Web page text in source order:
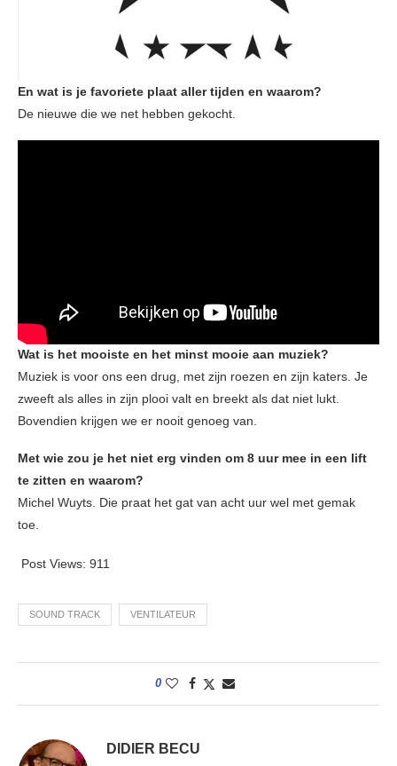
En wat is je favoriete plaat aller tijden en waarom?
De nieuwe die we net hebben gekocht.
Wat is het mooiste en het minst mooie aan muziek?
Muziek is voor ons een drug, met zijn roezen en zijn katers. Je
zweeft als alles in zijn plooi valt en breekt als dat niet lukt.
Bovendien krijgen we er nooit genoeg van.
Met wie zou je het niet erg vinden om 8 uur mee in een lift
te zitten en waarom?
Michel Wuyts. Die praat het gat van acht uur wel met gemak
toe.
Post Views: 911
SOUND TRACK VENTILATEUR
0
DIDIER BECU